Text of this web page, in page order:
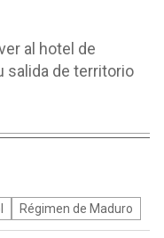
al hotel de
salida de territorio
Régimen de Maduro